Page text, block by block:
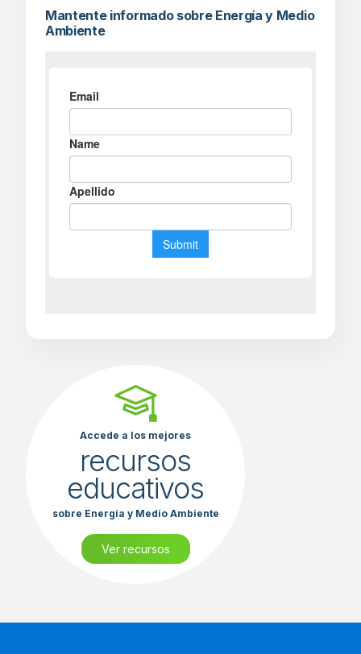
Mantente informado sobre Energía y Medio
Ambiente
Accede a los mejores
recursos
educativos
sobre Energía y Medio Ambiente
Ver recursos